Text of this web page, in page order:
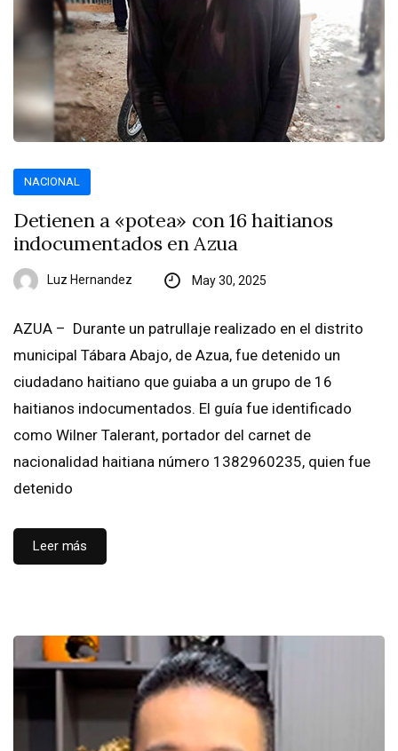
NACIONAL
Detienen a «potea» con 16 haitianos
indocumentados en Azua
Luz Hernandez May 30, 2025
AZUA – Durante un patrullaje realizado en el distrito
municipal Tábara Abajo, de Azua, fue detenido un
ciudadano haitiano que guiaba a un grupo de 16
haitianos indocumentados. El guía fue identificado
como Wilner Talerant, portador del carnet de
nacionalidad haitiana número 1382960235, quien fue
detenido
Leer más